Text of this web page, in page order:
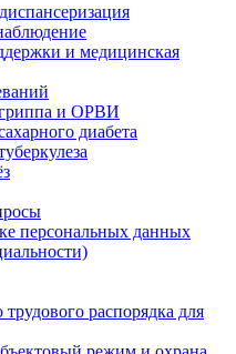
и медицинская
и ОРВИ
диабета
персональных данных
распорядка для